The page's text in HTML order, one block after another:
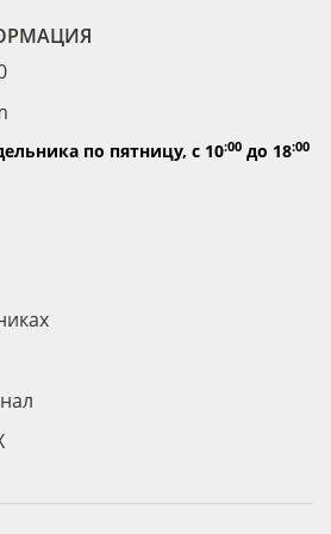
по пятницу, с 10:00 до 18:00